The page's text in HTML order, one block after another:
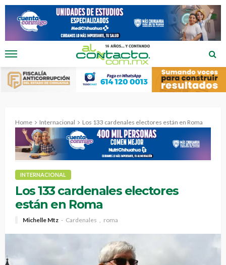
Home Internacional Los 133 cardenales electores están en Roma
INTERNACIONAL
Los 133 cardenales electores
están en Roma
Michelle Mtz Cardenales roma